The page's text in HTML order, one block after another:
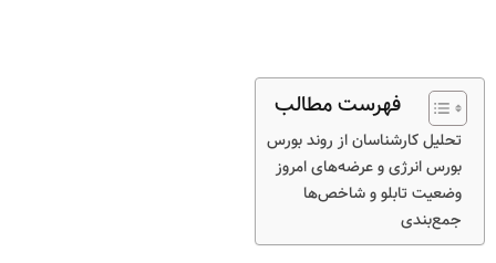
فهرست مطالب
تحلیل کارشناسان از روند بورس
بورس انرژی و عرضه‌های امروز
وضعیت تابلو و شاخص‌ها
جمع‌بندی